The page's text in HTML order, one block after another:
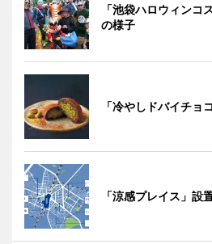
「池袋ハロウィンコ
の様子
「冷やしドバイチョ
「涼感プレイス」設